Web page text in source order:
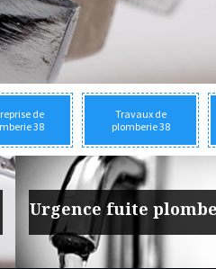
de
38
Travaux de
plomberie 38
Travaux de